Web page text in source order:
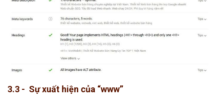
3.3 - Sự xuất hiện của “www”